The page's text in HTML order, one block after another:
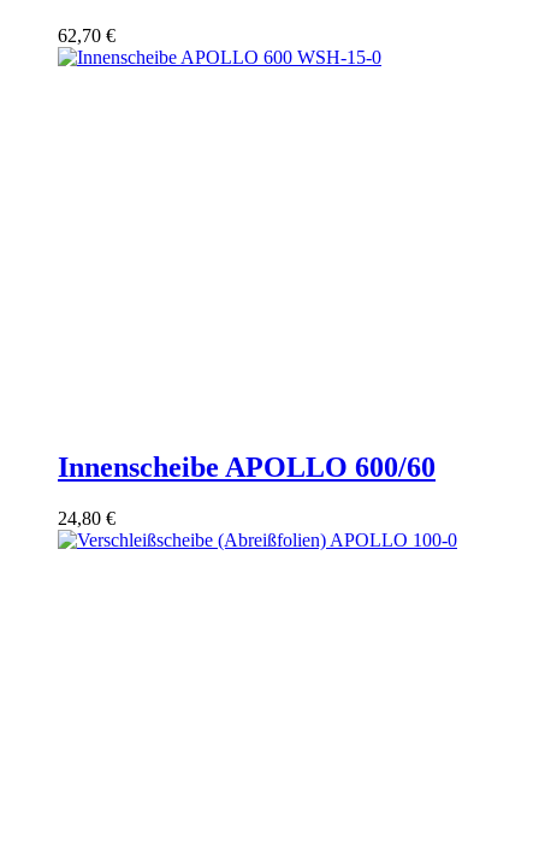
62,70 €
Innenscheibe APOLLO 600/60
24,80 €